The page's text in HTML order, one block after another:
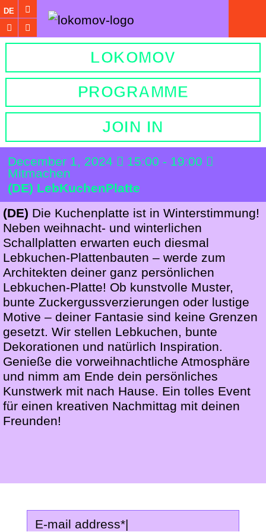
DE
LOKOMOV
PROGRAMME
JOIN IN
December 1, 2024
15:00 - 19:00
Mitmachen
(DE) LebKuchenPlatte
(DE) Die Kuchenplatte ist in Winterstimmung!
Neben weihnacht- und winterlichen
Schallplatten erwarten euch diesmal
Lebkuchen-Plattenbauten – werde zum
Architekten deiner ganz persönlichen
Lebkuchen-Platte! Ob kunstvolle Muster,
bunte Zuckergussverzierungen oder lustige
Motive – deiner Fantasie sind keine Grenzen
gesetzt. Wir stellen Lebkuchen, bunte
Dekorationen und natürlich Inspiration.
Genieße die vorweihnachtliche Atmosphäre
und nimm am Ende dein persönliches
Kunstwerk mit nach Hause. Ein tolles Event
für einen kreativen Nachmittag mit deinen
Freunden!
E-mail address*|